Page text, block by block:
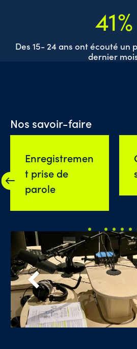
41%
Des 15- 24 ans ont écouté un
dernier
Nos savoir-faire
Enregistremen
t prise de
parole